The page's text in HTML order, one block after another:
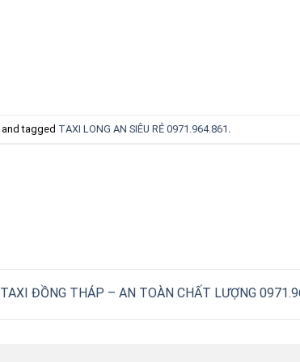
and tagged TAXI LONG AN SIÊU RẺ 0971.964.861
TAXI ĐỒNG THÁP – AN TOÀN CHẤT LƯỢNG